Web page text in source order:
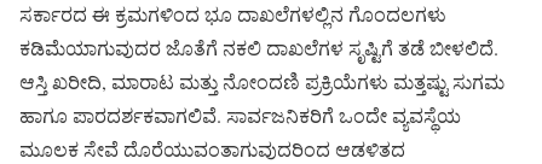
ಸರ್ಕಾರದ ಈ ಕ್ರಮಗಳಿಂದ ಭೂ ದಾಖಲೆಗಳಲ್ಲಿನ ಗೊಂದಲಗಳು
ಕಡಿಮೆಯಾಗುವುದರ ಜೊತೆಗೆ ನಕಲಿ ದಾಖಲೆಗಳ ಸೃಷ್ಟಿಗೆ ತಡೆ ಬೀಳಲಿದೆ.
ಆಸ್ತಿ ಖರೀದಿ, ಮಾರಾಟ ಮತ್ತು ನೋಂದಣಿ ಪ್ರಕ್ರಿಯೆಗಳು ಮತ್ತಷ್ಟು ಸುಗಮ
ಹಾಗೂ ಪಾರದರ್ಶಕವಾಗಲಿವೆ. ಸಾರ್ವಜನಿಕರಿಗೆ ಒಂದೇ ವ್ಯವಸ್ಥೆಯ
ಮೂಲಕ ಸೇವೆ ದೊರೆಯುವಂತಾಗುವುದರಿಂದ ಆಡಳಿತದ